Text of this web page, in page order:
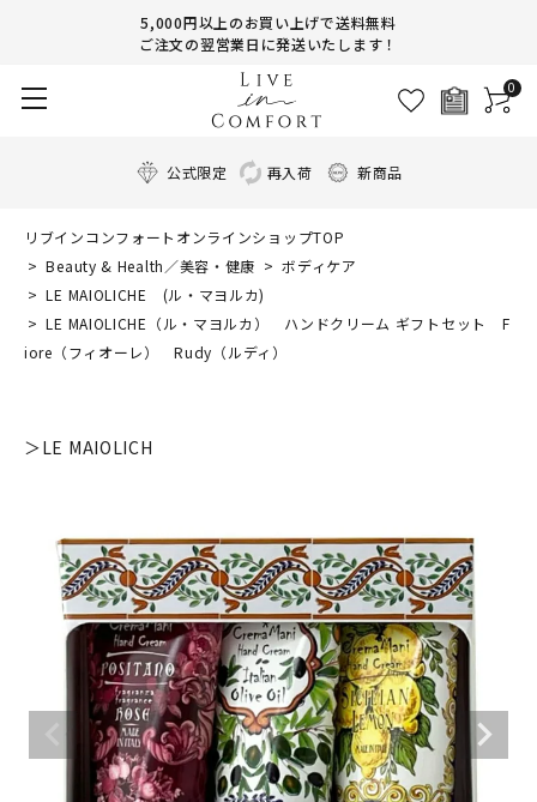
5,000円以上のお買い上げで送料無料
ご注文の翌営業日に発送いたします！
0
公式限定 再入荷 新商品
リブインコンフォートオンラインショップTOP
Beauty & Health／美容・健康
ボディケア
LE MAIOLICHE (ル・マヨルカ)
LE MAIOLICHE（ル・マヨルカ） ハンドクリーム ギフトセット F
iore（フィオーレ） Rudy（ルディ）
＞LE MAIOLICH